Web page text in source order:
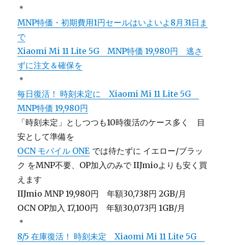
＊
MNP特価・初期費用1円セールはいよいよ8月31日ま
で
Xiaomi Mi 11 Lite 5G MNP特価 19,980円 逃さ
ずに注文＆確保を
＊
毎日復活！ 時刻未定に Xiaomi Mi 11 Lite 5G
MNP特価 19,980円
「時刻未定」としつつも10時復活のケース多く 目
安として準備を
OCN モバイル ONE では待たずに イエロー/ブラッ
ク をMNP不要、OP加入のみで IIJmioよりも安く買
えます
IIJmio MNP 19,980円 年額30,738円 2GB/月
OCN OP加入 17,100円 年額30,073円 1GB/月
＊
8/5 在庫復活！ 時刻未定 Xiaomi Mi 11 Lite 5G